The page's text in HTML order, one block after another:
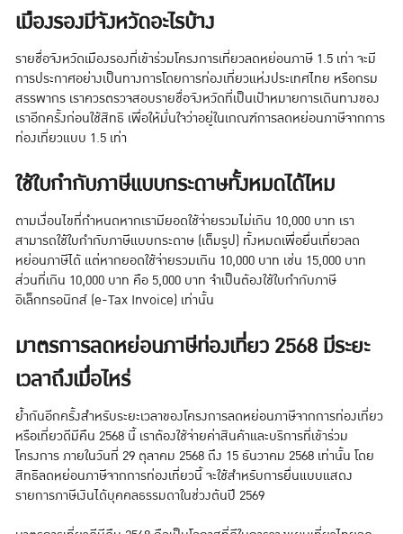
เมืองรองมีจังหวัดอะไรบ้าง
รายชื่อจังหวัดเมืองรองที่เข้าร่วมโครงการเที่ยวลดหย่อนภาษี 1.5 เท่า จะมี
การประกาศอย่างเป็นทางการโดยการท่องเที่ยวแห่งประเทศไทย หรือกรม
สรรพากร เราควรตรวจสอบรายชื่อจังหวัดที่เป็นเป้าหมายการเดินทางของ
เราอีกครั้งก่อนใช้สิทธิ เพื่อให้มั่นใจว่าอยู่ในเกณฑ์การลดหย่อนภาษีจากการ
ท่องเที่ยวแบบ 1.5 เท่า
ใช้ใบกำกับภาษีแบบกระดาษทั้งหมดได้ไหม
ตามเงื่อนไขที่กำหนดหากเรามียอดใช้จ่ายรวมไม่เกิน 10,000 บาท เรา
สามารถใช้ใบกำกับภาษีแบบกระดาษ (เต็มรูป) ทั้งหมดเพื่อยื่นเที่ยวลด
หย่อนภาษีได้ แต่หากยอดใช้จ่ายรวมเกิน 10,000 บาท เช่น 15,000 บาท
ส่วนที่เกิน 10,000 บาท คือ 5,000 บาท จำเป็นต้องใช้ใบกำกับภาษี
อิเล็กทรอนิกส์ (e-Tax Invoice) เท่านั้น
มาตรการลดหย่อนภาษีท่องเที่ยว 2568 มีระยะ
เวลาถึงเมื่อไหร่
ย้ำกันอีกครั้งสำหรับระยะเวลาของโครงการลดหย่อนภาษีจากการท่องเที่ยว
หรือเที่ยวดีมีคืน 2568 นี้ เราต้องใช้จ่ายค่าสินค้าและบริการที่เข้าร่วม
โครงการ ภายในวันที่ 29 ตุลาคม 2568 ถึง 15 ธันวาคม 2568 เท่านั้น โดย
สิทธิลดหย่อนภาษีจากการท่องเที่ยวนี้ จะใช้สำหรับการยื่นแบบแสดง
รายการภาษีเงินได้บุคคลธรรมดาในช่วงต้นปี 2569